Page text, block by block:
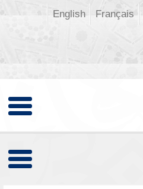
Français
English